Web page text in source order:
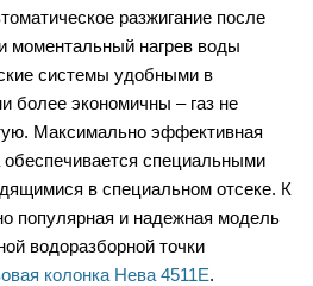
разжигание после
моментальный нагрев воды
системы удобными в
более экономичны – газ не
Максимально эффективная
обеспечивается специальными
в специальном отсеке. К
популярная и надежная модель
водоразборной точки
колонка Нева 4511E.